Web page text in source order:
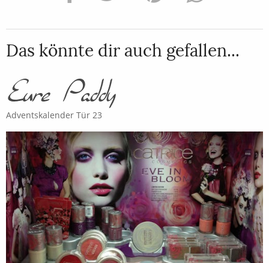
Das könnte dir auch gefallen...
Adventskalender Tür 23